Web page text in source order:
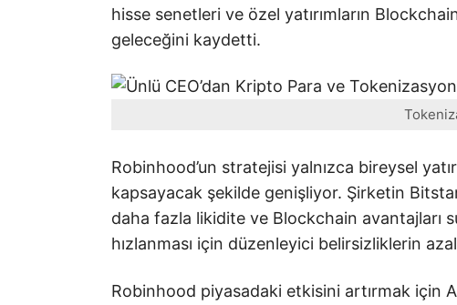
hisse senetleri ve özel yatırımların
geleceğini kaydetti.
Robinhood’un stratejisi yalnızca bireysel
kapsayacak şekilde genişliyor. Şirketin
daha fazla likidite ve Blockchain avantajları
hızlanması için düzenleyici belirsizliklerin
Robinhood piyasadaki etkisini artırmak için